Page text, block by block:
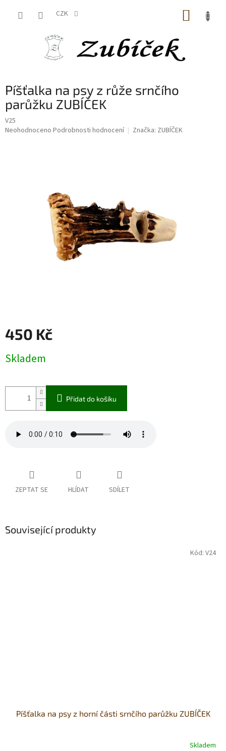
CZK
Píšťalka na psy z růže srnčího
parůžku ZUBÍČEK
V25
Průměrné
Neohodnoceno Podrobnosti hodnocení Značka: ZUBÍČEK
450 Kč
cena:
Skladem
Přidat do košíku
ZEPTAT SE HLÍDAT SDÍLET
Související produkty
Píšťalka na psy z horní části srnčího parůžku ZUBÍČEK
Skladem
Kód: V24